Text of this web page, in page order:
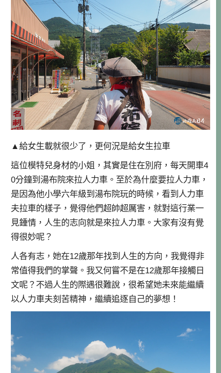
▲給女生載就很少了，更何況是給女生拉車
這位模特兒身材的小姐，其實是住在別府，每天開車4
0分鐘到湯布院來拉人力車。至於為什麼要拉人力車，
是因為他小學六年級到湯布院玩的時候，看到人力車
夫拉車的樣子，覺得他們超帥超厲害，就對這行業一
見鍾情，人生的志向就是來拉人力車。大家有沒有覺
得很妙呢？
人各有志，她在12歲那年找到人生的方向，我覺得非
常值得我們的掌聲。我又何嘗不是在12歲那年接觸日
文呢？不過人生的際遇很難說，很希望她未來能繼續
以人力車夫刻苦精神，繼續追逐自己的夢想！